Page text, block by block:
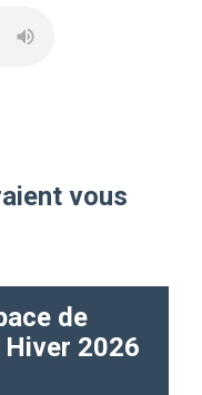
vous
de
Hiver 2026